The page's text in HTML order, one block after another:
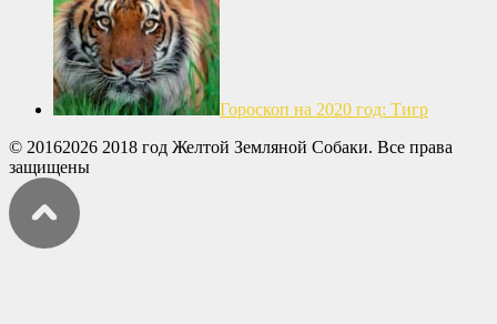
Гороскоп на 2020 год: Тигр
© 20162026 2018 год Желтой Земляной Собаки. Все права
защищены